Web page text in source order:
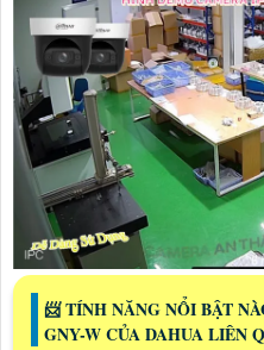
📨 TÍNH NĂNG NỔI BẬT
GNY-W CỦA DAHUA LIÊN